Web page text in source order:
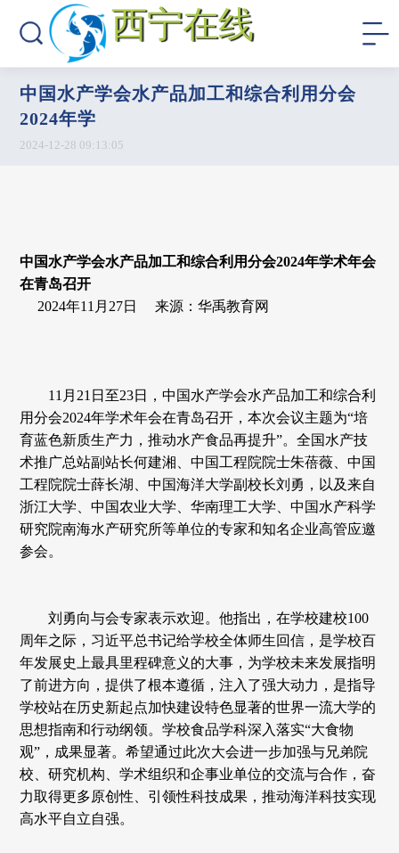
西宁在线
中国水产学会水产品加工和综合利用分会
2024年学
2024-12-28 09:13:05
中国水产学会水产品加工和综合利用分会2024年学术年会
在青岛召开
2024年11月27日 来源：华禹教育网
11月21日至23日，中国水产学会水产品加工和综合利
用分会2024年学术年会在青岛召开，本次会议主题为“培
育蓝色新质生产力，推动水产食品再提升”。全国水产技
术推广总站副站长何建湘、中国工程院院士朱蓓薇、中国
工程院院士薛长湖、中国海洋大学副校长刘勇，以及来自
浙江大学、中国农业大学、华南理工大学、中国水产科学
研究院南海水产研究所等单位的专家和知名企业高管应邀
参会。
刘勇向与会专家表示欢迎。他指出，在学校建校100
周年之际，习近平总书记给学校全体师生回信，是学校百
年发展史上最具里程碑意义的大事，为学校未来发展指明
了前进方向，提供了根本遵循，注入了强大动力，是指导
学校站在历史新起点加快建设特色显著的世界一流大学的
思想指南和行动纲领。学校食品学科深入落实“大食物
观”，成果显著。希望通过此次大会进一步加强与兄弟院
校、研究机构、学术组织和企事业单位的交流与合作，奋
力取得更多原创性、引领性科技成果，推动海洋科技实现
高水平自立自强。